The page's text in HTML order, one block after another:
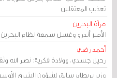
تعذيب المعتقلين
مرآة البحرين
الأمير أندرو وغسل سمعة نظام البحرين
أحمد رضي
رحيل جسدي، وولادة فكرية: نصر الله
وزير بريطاني سابق لشؤون الشرق